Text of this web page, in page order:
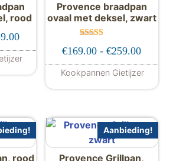
rood
Prijsklasse: €169.00 tot €259.00
heeft meerdere variaties.
Provence braadpan
ovaal met deksel, zwart
d
uit 5
€169.00 - €259.00
Kookpannen Gietijzer
Dit product
rood
Aanbieding!
Provence Grillpan,